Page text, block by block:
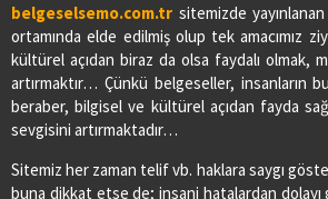
belgeselsemo.com.tr sitemizde
ortamında elde edilmiş olup tek amacımız
kültürel açıdan biraz da olsa faydalı olmak,
artırmaktır… Çünkü belgeseller, insanların
beraber, bilgisel ve kültürel açıdan fayda
sevgisini artırmaktadır…
Sitemiz her zaman telif vb. haklara saygı
buna dikkat etse de; insani hatalardan